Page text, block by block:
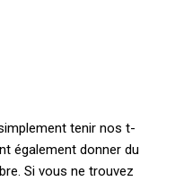
tenir nos t-
également donner du
Si vous ne trouvez